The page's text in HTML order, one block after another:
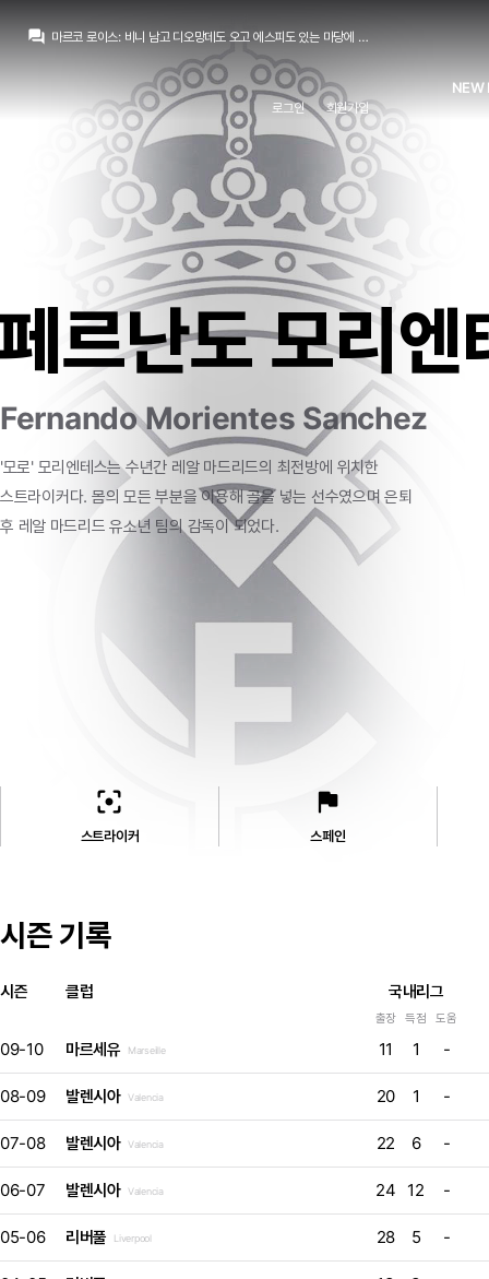
question_answer 마르코 로이스: 비니 남고 디오망데도 오고 에스피도 있는 마당에 뛸 자리가 없음
엔드릭은 임대 갈거 같은데요
호구야 새로운 친구 오는데 11번 줄 생각 없니? 없겠지
마리아노가 7번 달고있는 정도 아니면 등번호 뺐어서 주진 않죠 ㅋ
마르코 로이스:안되겠죠
에스피가 25번 받고
마르코 로이스:트렌트가 2번 달고 쿠쿠레야가 12번 4번 바스토니 이렇게 갔으면 하는데
이렇게 되지 않으려나요
사실 이제부터는 무리뉴가 어떤 전술과 기용을 보여주느냐에 초점을 돌릴...
멘디가 방을 빼야
NEW
로그인 회원가입
르난도 모리엔
Fernando Morientes Sanchez
'모로' 모리엔테스는수년간 레알 마드리드의 최전방에 위치한
스트라이커다. 몸의 모든 부분을 이용해골을 넣는 선수였으며 은퇴
후 레알 마드리드 유소년 팀의 감독이되었다.
filter_center_focus
스트라이커
flag
스페인
시즌 기록
시즌 클럽 국내리그
출장 득점 도움
09-10 마르세유 Marseille 11 1 -
08-09 발렌시아 Valencia 20 1 -
07-08 발렌시아 Valencia 22 6 -
06-07 발렌시아 Valencia 24 12 -
05-06 리버풀 Liverpool 28 5 -